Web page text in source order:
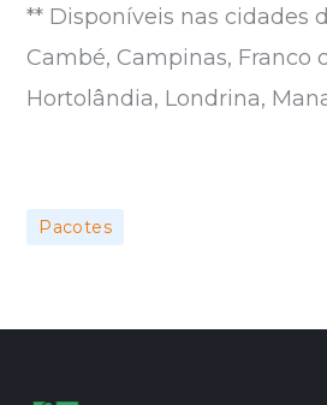
** Disponíveis nas cidades
Cambé, Campinas, Franco
Hortolândia, Londrina,
Pacotes